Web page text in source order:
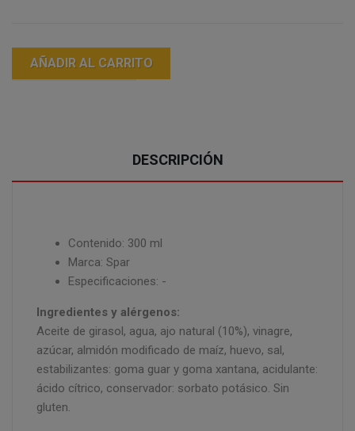
AÑADIR AL CARRITO
DESCRIPCIÓN
Contenido: 300 ml
Marca: Spar
Especificaciones: -
Ingredientes y alérgenos:
Aceite de girasol, agua, ajo natural (10%), vinagre,
azúcar, almidón modificado de maíz, huevo, sal,
estabilizantes: goma guar y goma xantana, acidulante:
ácido cítrico, conservador: sorbato potásico. Sin
gluten.